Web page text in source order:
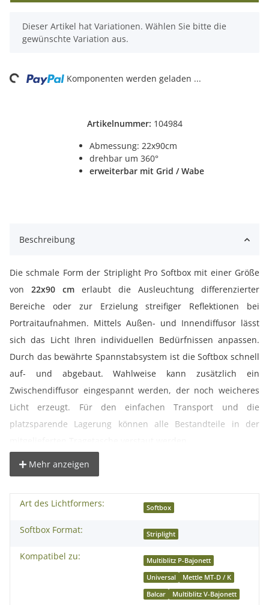
Artikelnummer: 104984
Abmessung: 22x90cm
drehbar um 360°
erweiterbar mit Grid / Wabe
x
Dieser Artikel hat Variationen. Wählen Sie bitte die
gewünschte Variation aus.
Loading... Komponenten werden geladen ...
Beschreibung
Die schmale Form der Striplight Pro Softbox mit einer Größe
von 22x90 cm erlaubt die Ausleuchtung differenzierter
Bereiche oder zur Erzielung streifiger Reflektionen bei
Portraitaufnahmen. Mittels Außen- und Innendiffusor lässt
sich das Licht Ihren individuellen Bedürfnissen anpassen.
Durch das bewährte Spannstabsystem ist die Softbox schnell
auf- und abgebaut. Wahlweise kann zusätzlich ein
Zwischendiffusor eingespannt werden, der noch weicheres
Licht erzeugt. Für den einfachen Transport und die
platzsparende Lagerung können alle Bestandteile in der
° Die Softbox ist der ideale Lichtformer für gleichmäßig-
° Ob Porträt- oder Sachfotografie, immer wenn es auf
möglichst reflexfreie Ausleuchtung ankommt ist die Softbox
der richtige Lichtformer. Sehr weiches, gleichmäßig diffuses
Licht.
° Zur Produktfotografie kann die Softbox ebenfalls gut
Mehr anzeigen
Art des Lichtformers: Softbox
Softbox Format: Striplight
Kompatibel zu:
Multiblitz P-Bajonett
Universal
Mettle MT-D / K
Balcar
Multiblitz V-Bajonett